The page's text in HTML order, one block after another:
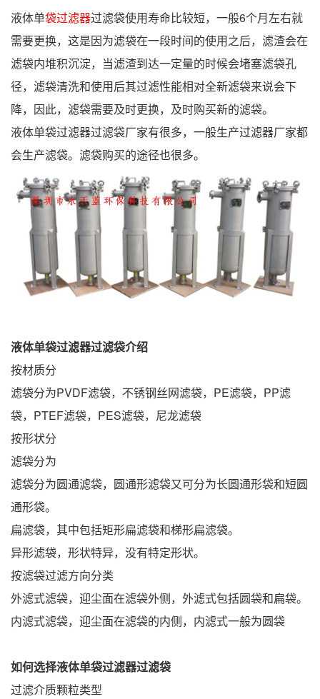
液体单袋过滤器过滤袋使用寿命比较短，一般6个月左右就
需要更换，这是因为滤袋在一段时间的使用之后，滤渣会在
滤袋内堆积沉淀，当滤渣到达一定量的时候会堵塞滤袋孔
径，滤袋清洗和使用后其过滤性能相对全新滤袋来说会下
降，因此，滤袋需要及时更换，及时购买新的滤袋。
液体单袋过滤器过滤袋厂家有很多，一般生产过滤器厂家都
会生产滤袋。滤袋购买的途径也很多。
液体单袋过滤器过滤袋介绍
按材质分
滤袋分为PVDF滤袋，不锈钢丝网滤袋，PE滤袋，PP滤
袋，PTEF滤袋，PES滤袋，尼龙滤袋
按形状分
滤袋分为
滤袋分为圆通滤袋，圆通形滤袋又可分为长圆通形袋和短圆
通形袋。
扁滤袋，其中包括矩形扁滤袋和梯形扁滤袋。
异形滤袋，形状特异，没有特定形状。
按滤袋过滤方向分类
外滤式滤袋，迎尘面在滤袋外侧，外滤式包括圆袋和扁袋。
内滤式滤袋，迎尘面在滤袋的内侧，内滤式一般为圆袋
如何选择液体单袋过滤器过滤袋
过滤介质颗粒类型